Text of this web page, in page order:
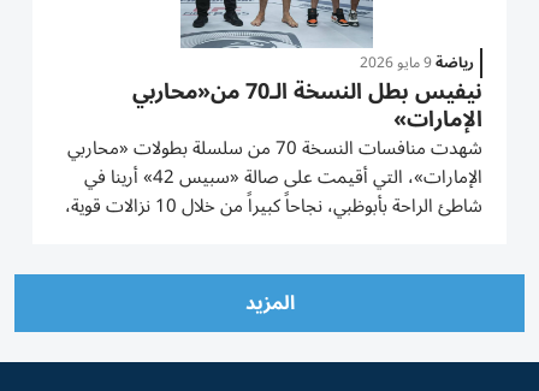
رياضة9 مايو 2026
نيفيس بطل النسخة الـ70 من«محاربي
الإمارات»
شهدت منافسات النسخة 70 من سلسلة بطولات «محاربي
الإمارات»، التي أقيمت على صالة «سبيس 42» أرينا في
شاطئ الراحة بأبوظبي، نجاحاً كبيراً من خلال 10 نزالات قوية،
المزيد